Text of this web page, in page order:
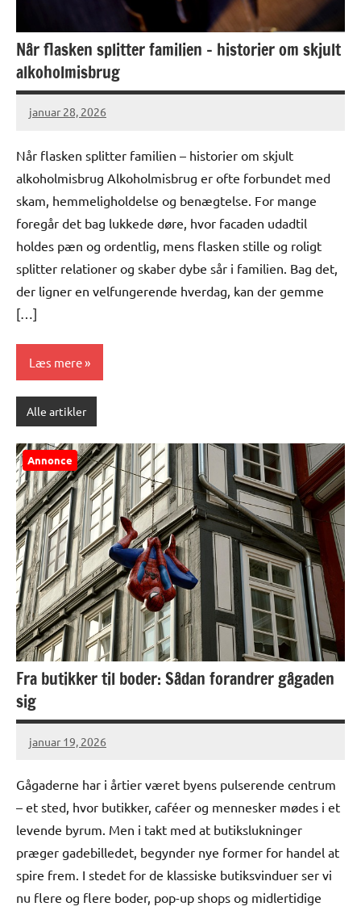
Når flasken splitter familien – historier om skjult
alkoholmisbrug
januar 28, 2026
Når flasken splitter familien – historier om skjult
alkoholmisbrug Alkoholmisbrug er ofte forbundet med
skam, hemmeligholdelse og benægtelse. For mange
foregår det bag lukkede døre, hvor facaden udadtil
holdes pæn og ordentlig, mens flasken stille og roligt
splitter relationer og skaber dybe sår i familien. Bag det,
der ligner en velfungerende hverdag, kan der gemme
[…]
Læs mere
Alle artikler
Annonce
Fra butikker til boder: Sådan forandrer gågaden
sig
januar 19, 2026
Gågaderne har i årtier været byens pulserende centrum
– et sted, hvor butikker, caféer og mennesker mødes i et
levende byrum. Men i takt med at butikslukninger
præger gadebilledet, begynder nye former for handel at
spire frem. I stedet for de klassiske butiksvinduer ser vi
nu flere og flere boder, pop-up shops og midlertidige